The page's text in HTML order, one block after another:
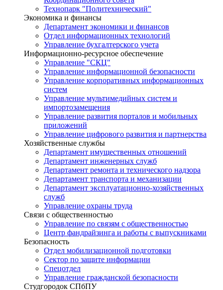
Технопарк "Политехнический"
Экономика и финансы
Департамент экономики и финансов
Отдел информационных технологий
Управление бухгалтерского учета
Информационно-ресурсное обеспечение
Управление "СКЦ"
Управление информационной безопасности
Управление корпоративных информационных
систем
Управление мультимедийных систем и
импортозамещения
Управление развития порталов и мобильных
приложений
Управление цифрового развития и партнерства
Хозяйственные службы
Департамент имущественных отношений
Департамент инженерных служб
Департамент ремонта и технического надзора
Департамент транспорта и механизации
Департамент эксплуатационно-хозяйственных
служб
Управление охраны труда
Связи с общественностью
Управление по связям с общественностью
Центр фандрайзинга и работы с выпускниками
Безопасность
Отдел мобилизационной подготовки
Сектор по защите информации
Спецотдел
Управление гражданской безопасности
Студгородок СПбПУ